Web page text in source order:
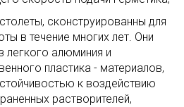
сконструированны для
в течение многих лет. Они
легкого алюминия и
пластика - материалов,
к воздействию
растворителей,